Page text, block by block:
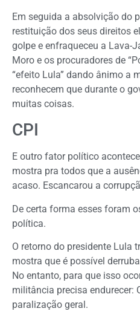
Em seguida a absolvição do
restituição dos seus direitos
golpe e enfraqueceu a Lava-
Moro e os procuradores de
“efeito Lula” dando ânimo a
reconhecem que durante o
muitas coisas.
CPI
E outro fator político
mostra pra todos que a
acaso. Escancarou a
De certa forma esses foram
política.
O retorno do presidente Lula
mostra que é possível
No entanto, para que isso
militância precisa endurecer:
paralização geral.